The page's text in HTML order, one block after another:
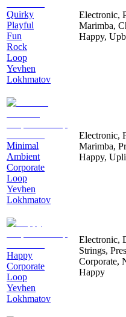
Quirky
Playful
Fun
Rock
Loop
Yevhen
Lokhmatov
Electronic,
Marimba,
Happy,
Minimal
Ambient
Corporate
Loop
Yevhen
Lokhmatov
Electronic,
Marimba,
Happy,
Happy
Corporate
Loop
Yevhen
Lokhmatov
Electronic,
Strings,
Corporate,
Happy